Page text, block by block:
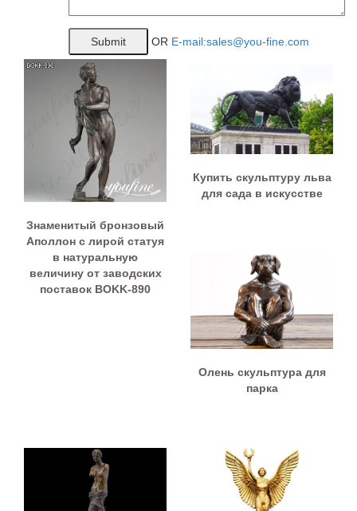
OR E-mail:sales@you-fine.com
Знаменитый бронзовый
Аполлон с лирой статуя
в натуральную
величину от заводских
поставок BOKK-890
Купить скульптуру льва
для сада в искусстве
Олень скульптура для
парка